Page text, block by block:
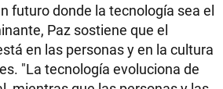
futuro donde la tecnología sea el
Paz sostiene que el
en las personas y en la cultura
"La tecnología evoluciona de